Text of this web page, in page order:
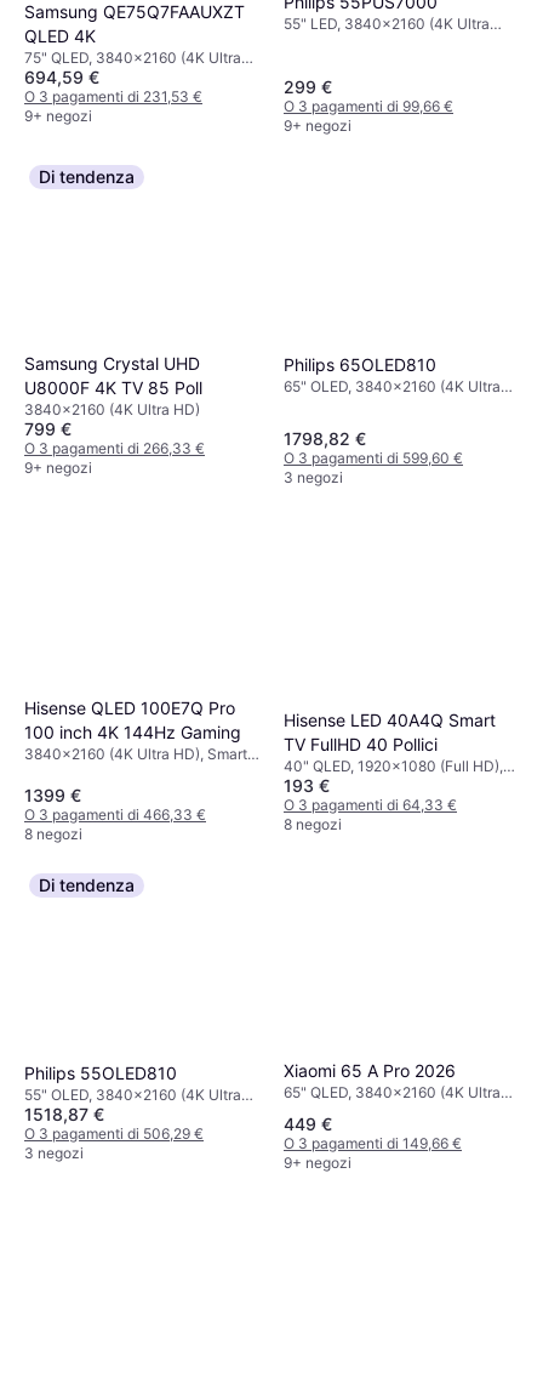
Samsung QE75Q7FAAUXZT
QLED 4K
75" QLED, 3840x2160 (4K Ultra
HD), Smart TV
694,59 €
O 3 pagamenti di 231,53 €
9+ negozi
55" LED, 3840x2160 (4K Ultra
299 €
O 3 pagamenti di 99,66 €
9+ negozi
Di tendenza
Samsung Crystal UHD
U8000F 4K TV 85 Poll
3840x2160 (4K Ultra HD)
799 €
O 3 pagamenti di 266,33 €
9+ negozi
Philips 65OLED810
65" OLED, 3840x2160 (4K Ultra
1798,82 €
O 3 pagamenti di 599,60 €
3 negozi
Hisense QLED 100E7Q Pro
100 inch 4K 144Hz Gaming
3840x2160 (4K Ultra HD), Smart
1399 €
O 3 pagamenti di 466,33 €
8 negozi
Hisense LED 40A4Q Smart
TV FullHD 40 Pollici
40" QLED, 1920x1080 (Full HD),
Smart TV
193 €
O 3 pagamenti di 64,33 €
8 negozi
Di tendenza
Philips 55OLED810
55" OLED, 3840x2160 (4K Ultra
HD), Smart TV
1518,87 €
O 3 pagamenti di 506,29 €
3 negozi
Xiaomi 65 A Pro 2026
65" QLED, 3840x2160 (4K Ultra
449 €
O 3 pagamenti di 149,66 €
9+ negozi